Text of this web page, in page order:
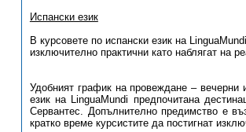
Испански език
В курсовете по испански език на
изключително практични като наблягат на
Удобният график на провеждане – вечерни
език на LinguaMundi предпочитана
Сервантес. Допълнително предимство е
кратко време курсистите да постигнат